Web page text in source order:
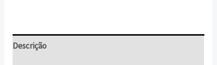
Descrição